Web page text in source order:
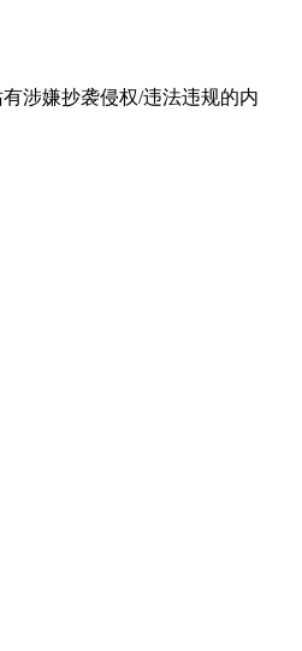
涉嫌抄袭侵权/违法违规的内